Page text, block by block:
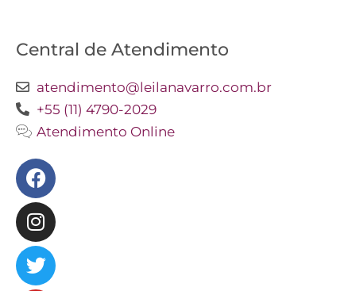
Central de Atendimento
atendimento@leilanavarro.com.br
+55 (11) 4790-2029
Atendimento Online
Facebook
Instagram
Twitter
Youtube
Linkedin
Slideshare